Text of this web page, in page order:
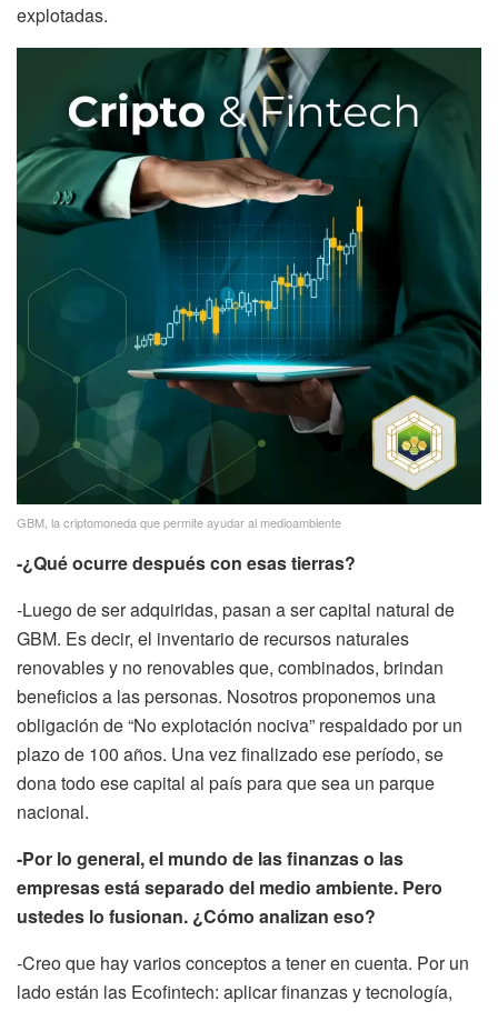
explotadas.
GBM, la criptomoneda que permite ayudar al medioambiente
-¿Qué ocurre después con esas tierras?
-Luego de ser adquiridas, pasan a ser capital natural de
GBM. Es decir, el inventario de recursos naturales
renovables y no renovables que, combinados, brindan
beneficios a las personas. Nosotros proponemos una
obligación de “No explotación nociva” respaldado por un
plazo de 100 años. Una vez finalizado ese período, se
dona todo ese capital al país para que sea un parque
nacional.
-Por lo general, el mundo de las finanzas o las
empresas está separado del medio ambiente. Pero
ustedes lo fusionan. ¿Cómo analizan eso?
-Creo que hay varios conceptos a tener en cuenta. Por un
lado están las Ecofintech: aplicar finanzas y tecnología,